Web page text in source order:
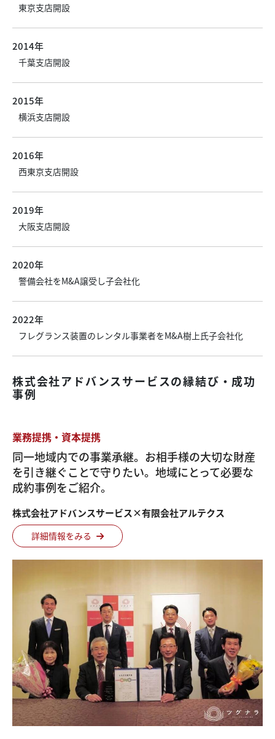
東京支店開設
2014年
千葉支店開設
2015年
横浜支店開設
2016年
西東京支店開設
2019年
大阪支店開設
2020年
警備会社をM&A譲受し子会社化
2022年
フレグランス装置のレンタル事業者をM&A樹上氏子会社化
株式会社アドバンスサービスの縁結び・成功
事例
業務提携・資本提携
同一地域内での事業承継。お相手様の大切な財産
を引き継ぐことで守りたい。地域にとって必要な
成約事例をご紹介。
株式会社アドバンスサービス×有限会社アルテクス
詳細情報をみる